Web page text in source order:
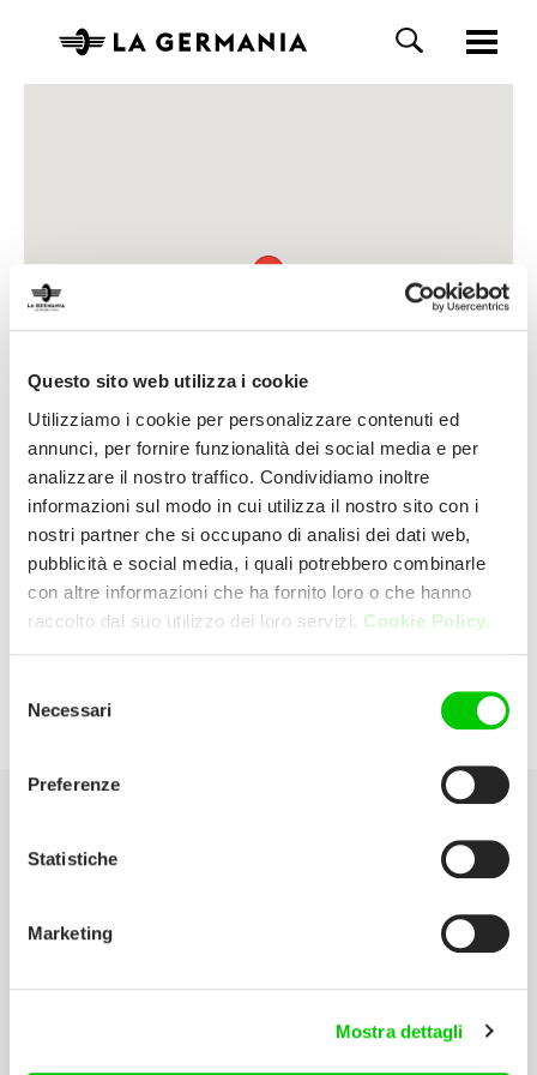
Questo sito web utilizza i cookie
Utilizziamo i cookie per personalizzare contenuti ed
annunci, per fornire funzionalità dei social media e per
analizzare il nostro traffico. Condividiamo inoltre
informazioni sul modo in cui utilizza il nostro sito con i
nostri partner che si occupano di analisi dei dati web,
pubblicità e social media, i quali potrebbero combinarle
con altre informazioni che ha fornito loro o che hanno
raccolto dal suo utilizzo dei loro servizi. Cookie Policy.
delNecessari
Preferenze
Statistiche
Marketing
Mostra dettagli
Cinelli Massimo E C. Snc
Via F.lli Bastia, 11 40010 Sala Bolognese
(Bologna) Italia